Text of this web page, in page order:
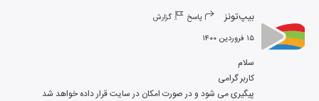
بیپ‌تونز پاسخ گزارش
۱۵ فروردین ۱۴۰۰